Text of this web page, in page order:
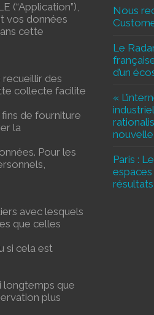
(“Application”),
vos données
cette
des
collecte facilite
de fourniture
la
Pour les
avec lesquels
que celles
si cela est
longtemps que
plus
Nous
Le
d’un
«
Paris :